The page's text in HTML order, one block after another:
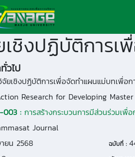
วไป
จัยเชิงปฏิบัติการเพื่อจัดทำแผนแม่บทเพื่
Research for Developing
003 : การสร้างกระบวนการมีส่วนร่วมเ
Journal
ยน 2568 ฉบับที่ :